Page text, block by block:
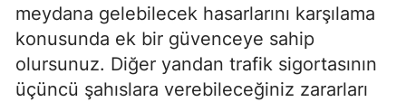
meydana gelebilecek hasarlarını karşılama
konusunda ek bir güvenceye sahip
olursunuz. Diğer yandan trafik sigortasının
üçüncü şahıslara verebileceğiniz zararları